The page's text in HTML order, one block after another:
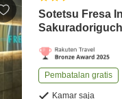
Sotetsu Fresa
Pembatalan gratis
Kamar saja